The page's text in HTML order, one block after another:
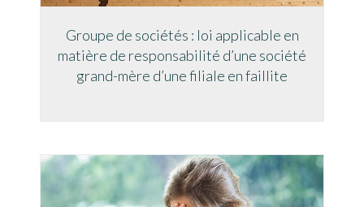
Groupe de sociétés : loi applicable en
matière de responsabilité d’une société
grand-mère d’une filiale en faillite